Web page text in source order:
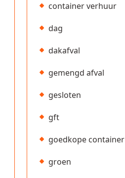
container verhuur
dag
dakafval
gemengd afval
gesloten
gft
goedkope container
groen